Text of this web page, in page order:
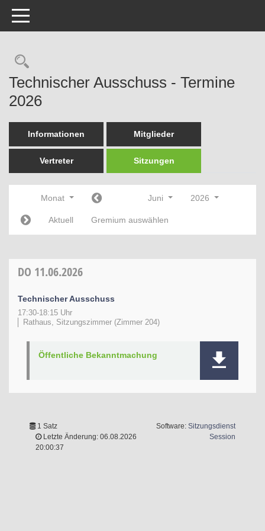
Toggle navigation
Rechercheauswahl
Technischer Ausschuss - Termine
2026
Informationen Mitglieder
Vertreter Sitzungen
Monat Juni 2026
Aktuell Gremium auswählen
DO 11.06.2026
Technischer Ausschuss
17:30-18:15 Uhr
Rathaus, Sitzungszimmer (Zimmer 204)
Öffentliche Bekanntmachung
1 Satz
Letzte Änderung: 06.08.2026
20:00:37
Software: Sitzungsdienst
Session